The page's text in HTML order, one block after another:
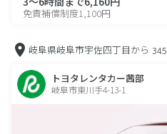
免責補償制度1,100円
岐阜県岐阜市宇佐四丁目から
トヨタレンタカー茜部
岐阜市東川手4-13-1